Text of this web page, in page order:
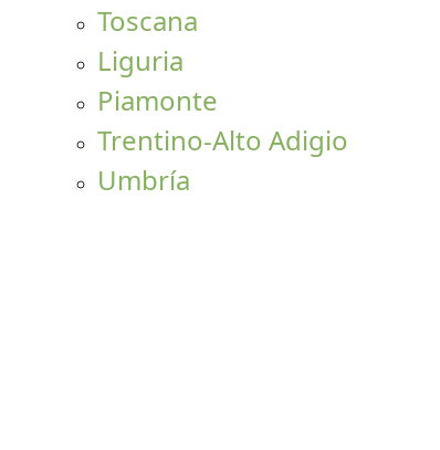
Toscana
Liguria
Piamonte
Trentino-Alto Adigio
Umbría